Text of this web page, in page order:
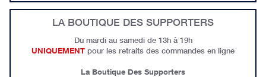
LA BOUTIQUE DES SUPPORTERS
Du mardi au samedi de 13h à 19h
UNIQUEMENT pour les retraits des commandes en ligne
La Boutique Des Supporters